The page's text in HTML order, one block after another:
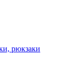
рюкзаки